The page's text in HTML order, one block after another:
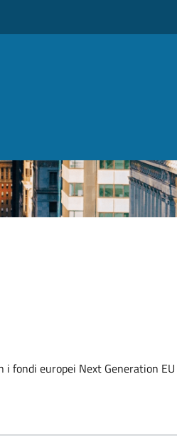
fondi europei Next Generation EU